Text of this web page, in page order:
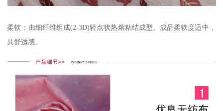
柔软：由细纤维组成(2-3D)轻点状热熔粘结成型。成品柔软度适中，
具舒适感。